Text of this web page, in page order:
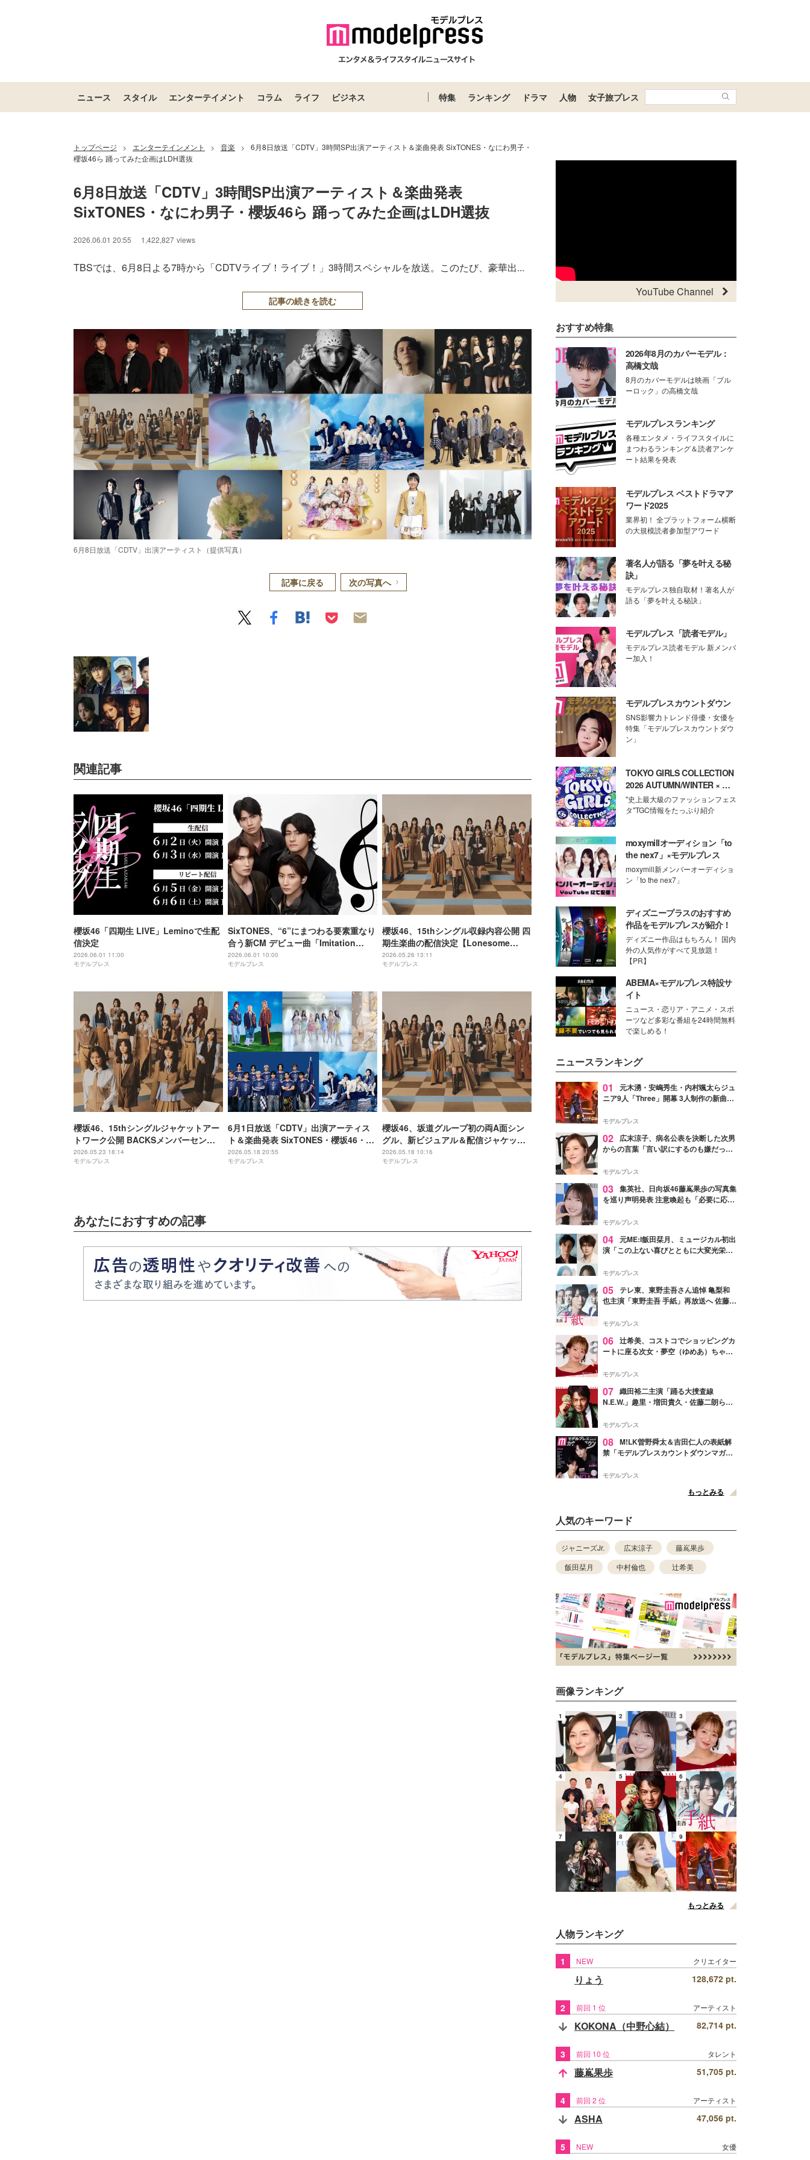
ニュース スタイル エンターテイメント コラム ライフ ビジネス 特集 ランキング ドラマ 人物 女子旅プレス
トップページ > エンターテインメント > 音楽 >
6月8日放送「CDTV」3時間SP出演アーティスト＆楽曲発表 SixTONES・なにわ男子・
櫻坂46ら 踊ってみた企画はLDH選抜
6月8日放送「CDTV」3時間SP出演アーティスト＆楽曲発表
SixTONES・なにわ男子・櫻坂46ら 踊ってみた企画はLDH選抜
2026.06.01 20:55 1,422,827 views
TBSでは、6月8日よる7時から「CDTVライブ！ライブ！」3時間スペシャルを放送。このたび、豪華出...
記事の続きを読む
6月8日放送「CDTV」出演アーティスト（提供写真）
Loaded:
87.03%
記事に戻る 次の写真へ
関連記事
櫻坂46「四期生 LIVE」Leminoで生配
信決定
2026.06.01 11:00
モデルプレス
SixTONES、“6”にまつわる要素重なり
合う新CM デビュー曲「Imitation
Rain」歌い上げる
2026.06.01 10:00
モデルプレス
櫻坂46、15thシングル収録内容公開 四
期生楽曲の配信決定【Lonesome
rabbit／What’s “KAZOKU”？】
2026.05.26 13:11
モデルプレス
櫻坂46、15thシングルジャケットアー
トワーク公開 BACKSメンバーセンタ
ーは遠藤理子
2026.05.23 18:14
モデルプレス
6月1日放送「CDTV」出演アーティス
ト＆楽曲発表 SixTONES・櫻坂46・A
ぇ! groupら
2026.05.18 20:55
モデルプレス
櫻坂46、坂道グループ初の両A面シン
グル、新ビジュアル＆配信ジャケット
公開 森田ひかるがセンター
2026.05.18 10:16
モデルプレス
あなたにおすすめの記事
YouTube Channel
おすすめ特集
2026年8月のカバーモデル：
高橋文哉
8月のカバーモデルは映画「ブル
ーロック」の高橋文哉
モデルプレスランキング
各種エンタメ・ライフスタイルに
まつわるランキング＆読者アンケ
ート結果を発表
モデルプレス ベストドラマア
ワード2025
業界初！ 全プラットフォーム横断
の大規模読者参加型アワード
著名人が語る「夢を叶える秘
訣」
モデルプレス独自取材！著名人が
語る「夢を叶える秘訣」
モデルプレス「読者モデル」
モデルプレス読者モデル 新メンバ
ー加入！
モデルプレスカウントダウン
SNS影響力トレンド俳優・女優を
特集「モデルプレスカウントダウ
ン」
TOKYO GIRLS COLLECTION
2026 AUTUMN/WINTER × モ
デルプレス
"史上最大級のファッションフェス
タ"TGC情報をたっぷり紹介
moxymillオーディション「to
the nex7」×モデルプレス
moxymill新メンバーオーディショ
ン「to the nex7」
ディズニープラスのおすすめ
作品をモデルプレスが紹介！
ディズニー作品はもちろん！ 国内
外の人気作がすべて見放題！
【PR】
ABEMA×モデルプレス特設サ
イト
ニュース・恋リア・アニメ・スポ
ーツなど多彩な番組を24時間無料
で楽しめる！
ニュースランキング
01
元木湧・安嶋秀生・内村颯太らジュ
ニア9人「Three」開幕 3人制作の新曲＆
進んで夢を掴みたい」【ゲネプロレポ】
モデルプレス
02
広末涼子、病名公表を決断した次男
からの言葉「言い訳にするのも嫌だっ
モデルプレス
03 集英社、日向坂46藤嶌果歩の写真集
を巡り声明発表 注意喚起も「必要に応じ
モデルプレス
04 元ME:I飯田栞月、ミュージカル初出
演「この上ない喜びとともに大変光栄」
ャスト発表
モデルプレス
05 テレ東、東野圭吾さん追悼 亀梨和
也主演「東野圭吾 手紙」再放送へ 佐藤隆
モデルプレス
06 辻希美、コストコでショッピングカ
ートに座る次女・夢空（ゆめあ）ちゃん
ぎ」「成長を感じる」の声
モデルプレス
07 織田裕二主演「踊る大捜査線
N.E.W.」趣里・増田貴久・佐藤二朗ら新
徴する“謎のキーワード”も
モデルプレス
08 M!LK曽野舜太＆吉田仁人の表紙解
禁「モデルプレスカウントダウンマガジ
モデルプレス
もっとみる
人気のキーワード
ジャニーズJr. 広末涼子
藤嶌果歩
飯田栞月
中村倫也 辻希美
画像ランキング
1 2 3
4 5 6
7 8 9
もっとみる
人物ランキング
1 NEW クリエイター
りょう 128,672 pt.
2 前回 1 位 アーティスト
KOKONA（中野心結） 82,714 pt.
3 前回 10 位 タレント
藤嶌果歩 51,705 pt.
4 前回 2 位 アーティスト
ASHA 47,056 pt.
5 NEW 女優